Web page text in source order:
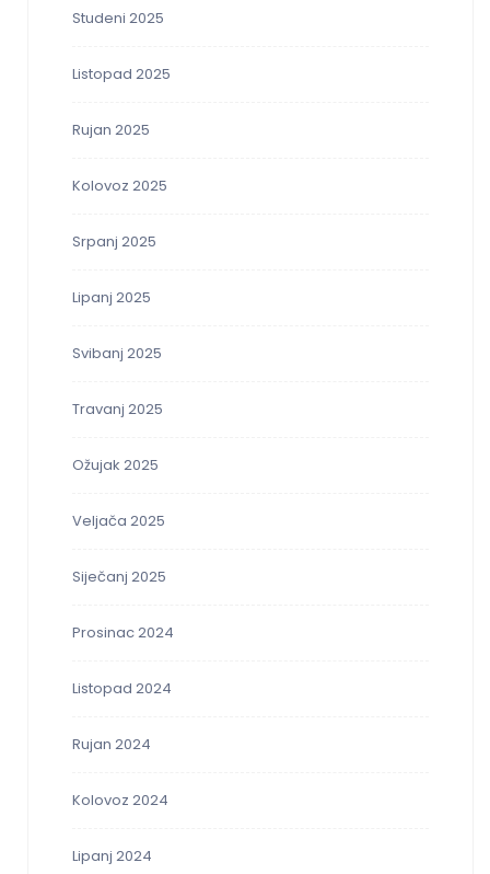
Studeni 2025
Listopad 2025
Rujan 2025
Kolovoz 2025
Srpanj 2025
Lipanj 2025
Svibanj 2025
Travanj 2025
Ožujak 2025
Veljača 2025
Siječanj 2025
Prosinac 2024
Listopad 2024
Rujan 2024
Kolovoz 2024
Lipanj 2024